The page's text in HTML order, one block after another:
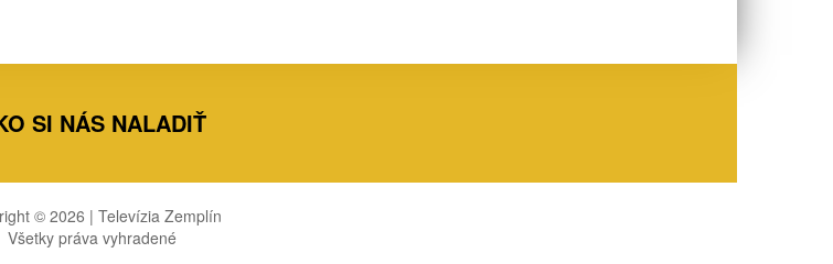
SI NÁS NALADIŤ
© 2026 | Televízia Zemplín
Všetky práva vyhradené